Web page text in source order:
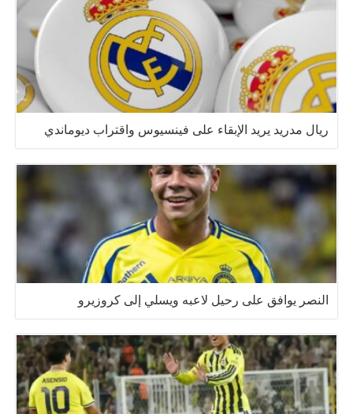
ريال مدريد يريد الإبقاء على فينسيوس واقتراب ديوماندي
النصر يوافق على رحيل لاعبه ويسلي إلى كروزيرو